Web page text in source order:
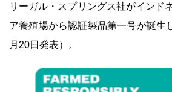
リーガル・スプリングス社がインド
ア養殖場から認証製品第一号が誕生
月20日発表）。